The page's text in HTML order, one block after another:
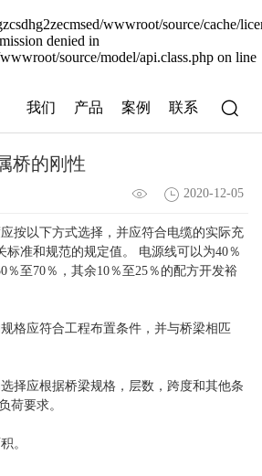
wwwroot/source/cache/
denied in
source/model/api.class.php on line
我们 产品 案例 联系
桥的刚性
2020-12-05
以下方式选择，并应符合电缆的实际充
标准和规范的规定值。 电源线可以为40％
％至70％，其余10％至25％的配方开发裕
应符合工程布置条件，并与桥梁相匹
应根据桥梁规格，层数，跨度和其他条
荷要求。
。